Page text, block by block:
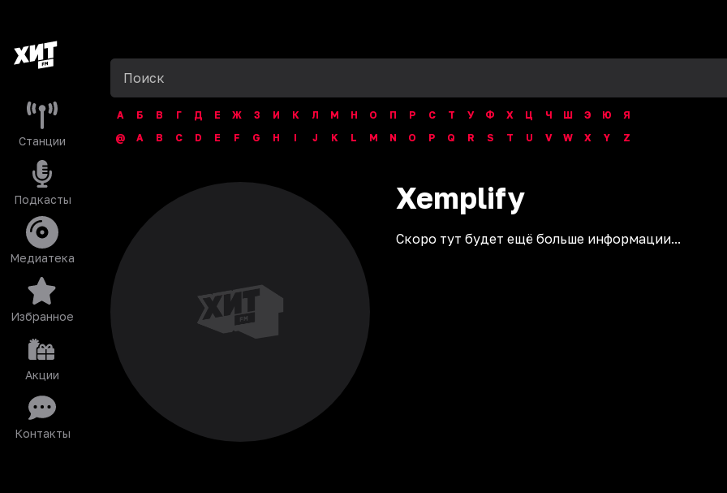
Станции
Подкасты
Медиатека
Избранное
Акции
Контакты
А Б В Г Д Е Ж З И К Л М Н О П Р С Т У Ф Х Ц Ч Ш Э Ю
Я
@
A B C D E F G H I J K L M N O P Q R S T U V W X Y Z
Xemplify
Скоро тут будет ещё больше информации...